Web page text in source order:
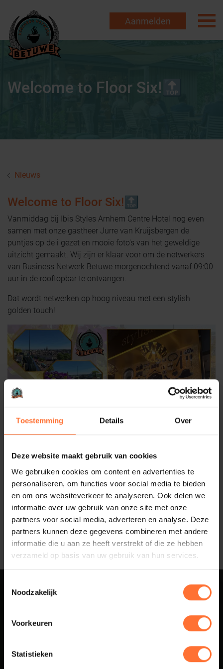
Toestemming Details Over
Deze website maakt gebruik van cookies
We gebruiken cookies om content en advertenties te
personaliseren, om functies voor social media te bieden
en om ons websiteverkeer te analyseren. Ook delen we
informatie over uw gebruik van onze site met onze
partners voor social media, adverteren en analyse. Deze
partners kunnen deze gegevens combineren met andere
informatie die u aan ze heeft verstrekt of die ze hebben
verzameld op basis van uw gebruik van hun services.
Noodzakelijk
Voorkeuren
Statistieken
Aanmelden
Welcome to Floor Six!🔝
Nieuws
Welcome to Floor Six!🔝
Vanmiddag bij Ibis Styles Arnhem Centre Hotel nog even
samen met onze gastheer Jurre van Kruijsbergen de
puntjes op de i gezet en mooie foto's van het geweldige
uitzicht gemaakt. Wij zijn er klaar voor om de netwerkers
van Business Netwerk Betuwe morgenochtend vanaf 09:00
uur in de rooftopbar te ontvangen.
Dat wordt netwerken op hoog niveau met een stylish
golden touch!
Gepubliceerd:2025-05-14
Deel artikel:
Business Netwerk
Betuwe